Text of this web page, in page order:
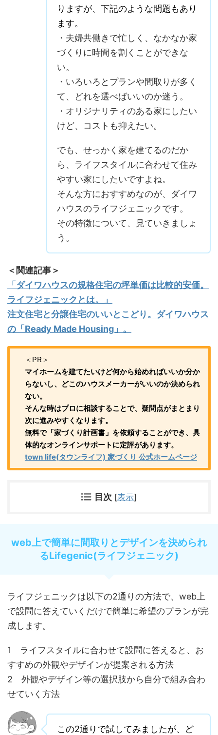
りますが、下記のような問題もあり
ます。
・夫婦共働きで忙しく、なかなか家
づくりに時間を割くことができな
い。
・いろいろとプランや間取りが多く
て、どれを選べばいいのか迷う。
・オリジナリティのある家にしたい
けど、コストも抑えたい。
でも、せっかく家を建てるのだか
ら、ライフスタイルに合わせて住み
やすい家にしたいですよね。
そんな方におすすめなのが、ダイワ
ハウスのライフジェニックです。
その特徴について、見ていきましょ
う。
＜関連記事＞
「ダイワハウスの規格住宅の坪単価は比較的安価。
ライフジェニックとは。」
注文住宅と分譲住宅のいいとこどり。ダイワハウス
の「Ready Made Housing」。
＜PR＞
マイホームを建てたいけど何から始めればいいか分か
らないし、どこのハウスメーカーがいいのか決められ
ない。
そんな時はプロに相談することで、疑問点がまとまり
次に進みやすくなります。
無料で「家づくり計画書」を依頼することができ、具
体的なオンラインサポートに定評があります。
town life(タウンライフ) 家づくり 公式ホームページ
目次 [表示]
web上で簡単に間取りとデザインを決められ
るLifegenic(ライフジェニック)
ライフジェニックは以下の2通りの方法で、web上
で設問に答えていくだけで簡単に希望のプランが完
成します。
1 ライフスタイルに合わせて設問に答えると、お
すすめの外観やデザインが提案される方法
2 外観やデザイン等の選択肢から自分で組み合わ
せていく方法
この2通りで試してみましたが、ど